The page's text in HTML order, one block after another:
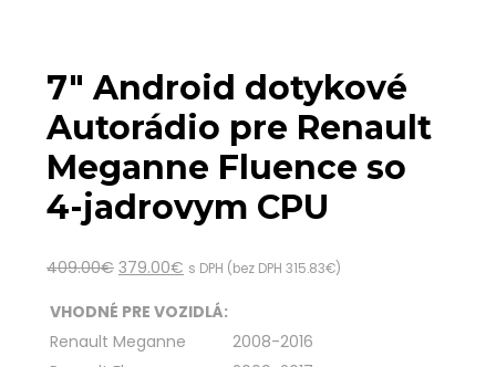
7″ Android dotykové
Autorádio pre Renault
Meganne Fluence so
4-jadrovym CPU
409.00€ 379.00€ s DPH (bez DPH 315.83€)
VHODNÉ PRE VOZIDLÁ:
Renault Meganne
2008-2016